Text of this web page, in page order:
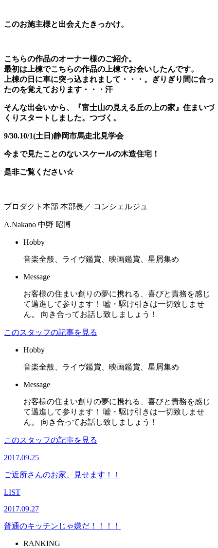
このお施主様と出会えたきっかけ。
こちらの作品のオーナー様のご紹介。
最初は上棟でこちらの作品の上棟でお会いしたんです。
上棟の日に車に突っ込まれまして・・・。ぎりぎり間に合っ
たのを覚えております・・・汗
そんな出会いから、『富士山の見える丘の上の家』住まいづ
くりスタートしました。つづく。
9/30.10/1(土日)静岡市馬走北見学会
今まで見たことのないスケールの木造住宅！
是非ご覧ください☆
プロダクト本部 本部長／ コンシェルジュ
A.Nakano 中野 昭博
Hobby
音楽全般、ライヴ鑑賞、映画鑑賞、星屑集め
Message
お客様の住まい創りの夢に携れる、喜びと責務を感じ
て邁進して参ります！ 嘘・駆け引きは一切致しませ
ん。 向き合ってお話し致しましょう！
このスタッフの記事を見る
Hobby
音楽全般、ライヴ鑑賞、映画鑑賞、星屑集め
Message
お客様の住まい創りの夢に携れる、喜びと責務を感じ
て邁進して参ります！ 嘘・駆け引きは一切致しませ
ん。 向き合ってお話し致しましょう！
このスタッフの記事を見る
2017.09.25
ご近所さんのお家、見せます！！
LIST
2017.09.27
普通のキッチンじゃ嫌だ！！！！
RANKING